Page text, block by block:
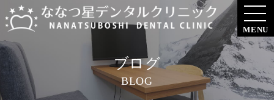
MENU
ブログ
BLOG